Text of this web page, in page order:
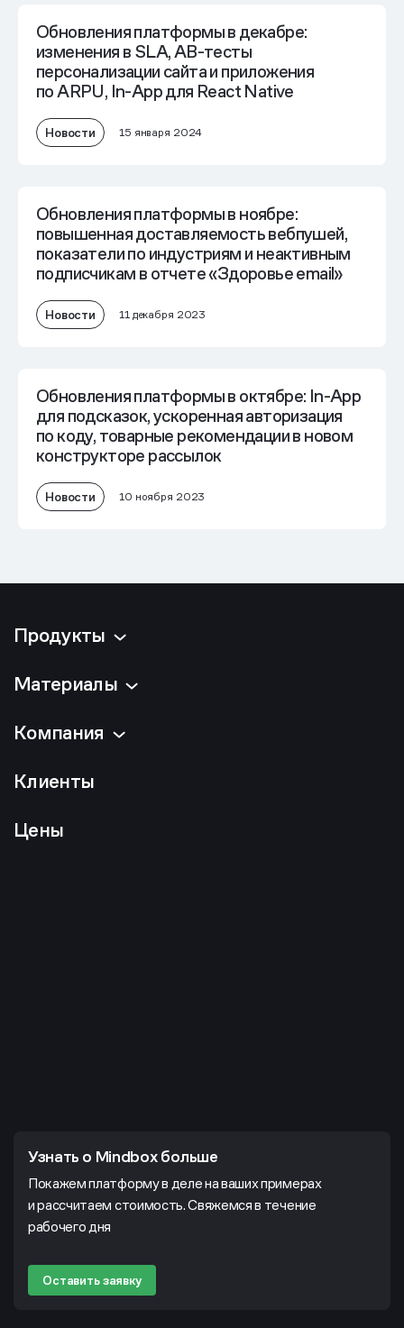
Обновления платформы в декабре:
изменения в SLA, AB-тесты
персонализации сайта и приложения
по ARPU, In-App для React Native
Новости 15 января 2024
Обновления платформы в ноябре:
повышенная доставляемость вебпушей,
показатели по индустриям и неактивным
подписчикам в отчете «Здоровье email»
Новости 11 декабря 2023
Обновления платформы в октябре: In-App
для подсказок, ускоренная авторизация
по коду, товарные рекомендации в новом
конструкторе рассылок
Новости 10 ноября 2023
Продукты
Материалы
Компания
Клиенты
Цены
Узнать о Mindbox больше
Покажем платформу в деле на ваших примерах
и рассчитаем стоимость. Свяжемся в течение
рабочего дня
Оставить заявку